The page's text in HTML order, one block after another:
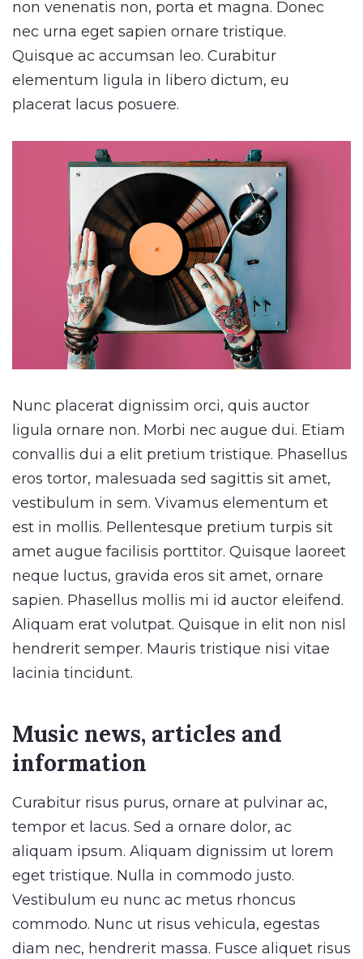
non venenatis non, porta et magna. Donec
nec urna eget sapien ornare tristique.
Quisque ac accumsan leo. Curabitur
elementum ligula in libero dictum, eu
placerat lacus posuere.
Nunc placerat dignissim orci, quis auctor
ligula ornare non. Morbi nec augue dui. Etiam
convallis dui a elit pretium tristique. Phasellus
eros tortor, malesuada sed sagittis sit amet,
vestibulum in sem. Vivamus elementum et
est in mollis. Pellentesque pretium turpis sit
amet augue facilisis porttitor. Quisque laoreet
neque luctus, gravida eros sit amet, ornare
sapien. Phasellus mollis mi id auctor eleifend.
Aliquam erat volutpat. Quisque in elit non nisl
hendrerit semper. Mauris tristique nisi vitae
lacinia tincidunt.
Music news, articles and
information
Curabitur risus purus, ornare at pulvinar ac,
tempor et lacus. Sed a ornare dolor, ac
aliquam ipsum. Aliquam dignissim ut lorem
eget tristique. Nulla in commodo justo.
Vestibulum eu nunc ac metus rhoncus
commodo. Nunc ut risus vehicula, egestas
diam nec, hendrerit massa. Fusce aliquet risus